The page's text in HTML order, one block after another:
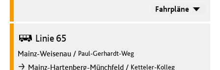
Fahrpläne
Bus Linie 65
Mainz-Weisenau / Paul-Gerhardt-Weg
Mainz-Hartenberg-Münchfeld / Ketteler-Kolleg